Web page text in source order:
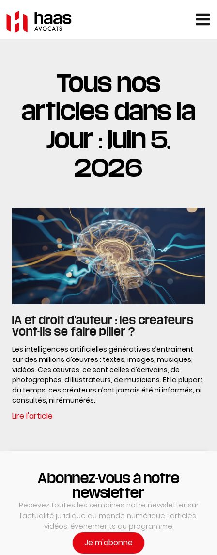
Tous nos
articles dans la
Jour : juin 5,
2026
IA et droit d’auteur : les créateurs
vont-ils se faire piller ?
Les intelligences artificielles génératives s’entraînent
sur des millions d’œuvres : textes, images, musiques,
vidéos. Ces œuvres, ce sont celles d’écrivains, de
photographes, d’illustrateurs, de musiciens. Et la plupart
du temps, ces créateurs n’ont jamais été ni informés, ni
consultés, ni rémunérés.
Lire l'article
Abonnez-vous à notre
newsletter
Recevez toutes les semaines notre newsletter sur
l’actualité juridique du monde numérique : articles,
vidéos, évenements au programme.
Je m'abonne